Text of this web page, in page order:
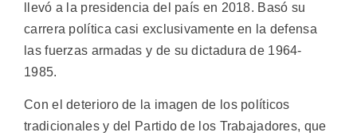
llevó a la presidencia del país en 2018. Basó su
carrera política casi exclusivamente en la defensa
las fuerzas armadas y de su dictadura de 1964-
1985.
Con el deterioro de la imagen de los políticos
tradicionales y del Partido de los Trabajadores, que